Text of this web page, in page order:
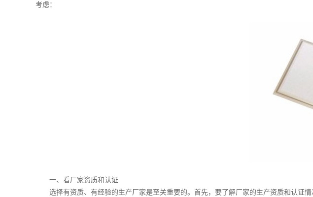
考虑：
一、看厂家资质和认证
选择有资质、有经验的生产厂家是至关重要的。首先，要了解厂家的生产资质和认证